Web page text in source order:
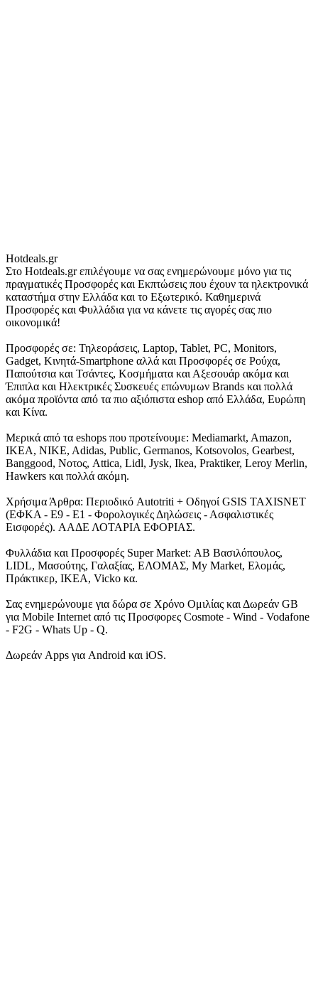
Hotdeals.gr
Στο Hotdeals.gr επιλέγουμε να σας ενημερώνουμε μόνο για τις
πραγματικές Προσφορές και Εκπτώσεις που έχουν τα ηλεκτρονικά
καταστήμα στην Ελλάδα και το Εξωτερικό. Καθημερινά
Προσφορές και Φυλλάδια για να κάνετε τις αγορές σας πιο
οικονομικά!
Προσφορές σε: Τηλεοράσεις, Laptop, Tablet, PC, Monitors,
Gadget, Κινητά-Smartphone αλλά και Προσφορές σε Ρούχα,
Παπούτσια και Τσάντες, Κοσμήματα και Αξεσουάρ ακόμα και
Έπιπλα και Ηλεκτρικές Συσκευές επώνυμων Brands και πολλά
ακόμα προϊόντα από τα πιο αξιόπιστα eshop από Ελλάδα, Ευρώπη
και Κίνα.
Μερικά από τα eshops που προτείνουμε: Mediamarkt, Amazon,
IKEA, NIKE, Adidas, Public, Germanos, Kotsovolos, Gearbest,
Banggood, Νοτος, Attica, Lidl, Jysk, Ikea, Praktiker, Leroy Merlin,
Hawkers και πολλά ακόμη.
Χρήσιμα Άρθρα: Περιοδικό Autotriti + Οδηγοί GSIS TAXISNET
(ΕΦΚΑ - Ε9 - Ε1 - Φορολογικές Δηλώσεις - Ασφαλιστικές
Εισφορές). ΑΑΔΕ ΛΟΤΑΡΙΑ ΕΦΟΡΙΑΣ.
Φυλλάδια και Προσφορές Super Market: ΑΒ Βασιλόπουλος,
LIDL, Μασούτης, Γαλαξίας, ΕΛΟΜΑΣ, My Market, Ελομάς,
Πράκτικερ, ΙΚΕΑ, Vicko κα.
Σας ενημερώνουμε για δώρα σε Χρόνο Ομιλίας και Δωρεάν GB
για Mobile Internet από τις Προσφορες Cosmote - Wind - Vodafone
- F2G - Whats Up - Q.
Δωρεάν Apps για Android και iOS.